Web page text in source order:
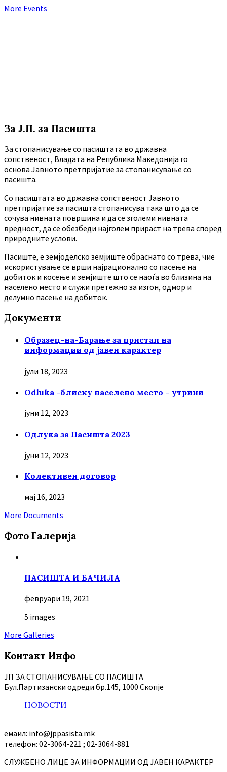
Back
More Events
За Ј.П. за Пасишта
За стопанисување со пасиштата во државна
сопственост, Владата на Република Македонија го
основа Јавното претпријатие за стопанисување со
пасишта.
Co пасиштата во државна сопственост Јавното
претпријатие за пасишта стопанисува така што да се
сочува нивната површина и да се зголеми нивната
вредност, да се обезбеди најголем прираст на трева според
природните услови.
Пасиште, е земјоделско земјиште обраснато со трева, чие
искористување се врши најрационално со пасење на
добиток и косење и земјиште што се наоѓа во близина на
населено место и служи претежно за изгон, одмор и
делумно пасење на добиток.
Документи
Образец-на-Барање за пристап на
информации од јавен карактер
јули 18, 2023
Odluka -блиску населено место – утрини
јуни 12, 2023
Oдлука за Пасишта 2023
јуни 12, 2023
Колективен договор
мај 16, 2023
More Documents
Фото Галерија
ПАСИШТА И БАЧИЛА
февруари 19, 2021
5 images
More Galleries
Контакт Инфо
ЈП ЗА СТОПАНИСУВАЊЕ СО ПАСИШТА
Бул.Партизански oдреди бр.145, 1000 Скопје
НОВОСТИ
емаил: info@jppasista.mk
телефон: 02-3064-221 ; 02-3064-881
СЛУЖБЕНО ЛИЦЕ ЗА ИНФОРМАЦИИ ОД ЈАВЕН КАРАКТЕР